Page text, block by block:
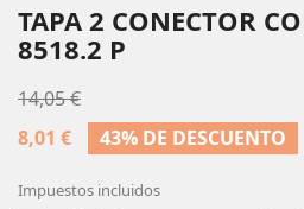
TAPA 2 CONECTOR
8518.2 P
14,05 €
8,01 €
43% DE DESCUENTO
Impuestos incluidos